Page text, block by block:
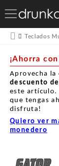
Teclados
¡Ahorra
Aprovecha
descuento
este artículo.
que tengas
disfruta!
Quiero ver
monedero